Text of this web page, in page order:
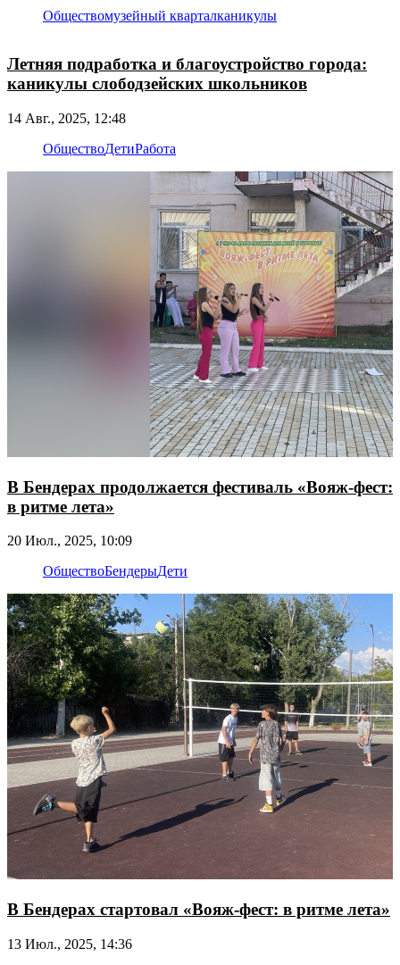
Обществомузейный кварталканикулы
Летняя подработка и благоустройство города:
каникулы слободзейских школьников
14 Авг., 2025, 12:48
ОбществоДетиРабота
В Бендерах продолжается фестиваль «Вояж-фест:
в ритме лета»
20 Июл., 2025, 10:09
ОбществоБендерыДети
В Бендерах стартовал «Вояж-фест: в ритме лета»
13 Июл., 2025, 14:36